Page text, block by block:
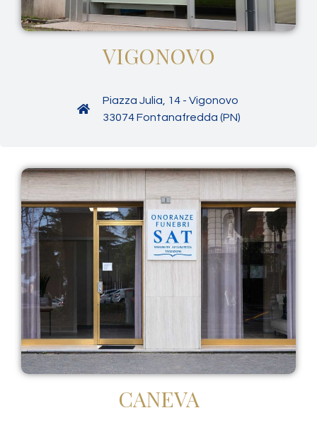
VIGONOVO
Piazza Julia, 14 - Vigonovo
33074 Fontanafredda (PN)
CANEVA